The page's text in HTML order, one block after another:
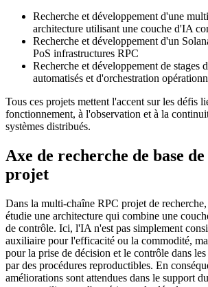
Recherche et développement d'une
architecture utilisant une couche d'IA
Recherche et développement d'un
PoS infrastructures RPC
Recherche et développement de stages
automatisés et d'orchestration
Tous ces projets mettent l'accent sur les défis
fonctionnement, à l'observation et à la
systèmes distribués.
Axe de recherche de base
projet
Dans la multi-chaîne RPC projet de
étudie une architecture qui combine une
de contrôle. Ici, l'IA n'est pas simplement
auxiliaire pour l'efficacité ou la commodité,
pour la prise de décision et le contrôle dans
par des procédures reproductibles. En
améliorations sont attendues dans le support